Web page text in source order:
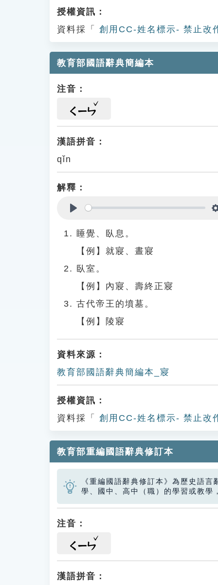
授權資訊：
資料採「
創用CC-姓名標示- 禁止改
教育部國語辭典簡編本
注音：
ㄑㄧㄣ
漢語拼音：
qǐn
解釋：
睡覺、臥息。
【例】就寢、晝寢
臥室。
【例】內寢、壽終正寢
古代帝王的墳墓。
【例】陵寢
資料來源：
教育部國語辭典簡編本_寢
授權資訊：
資料採「
創用CC-姓名標示- 禁止改
教育部重編國語辭典修訂本
《重編國語辭典修訂本》為歷史語
學、國中、高中（職）的學習或教學
注音：
ㄑㄧㄣ
漢語拼音：